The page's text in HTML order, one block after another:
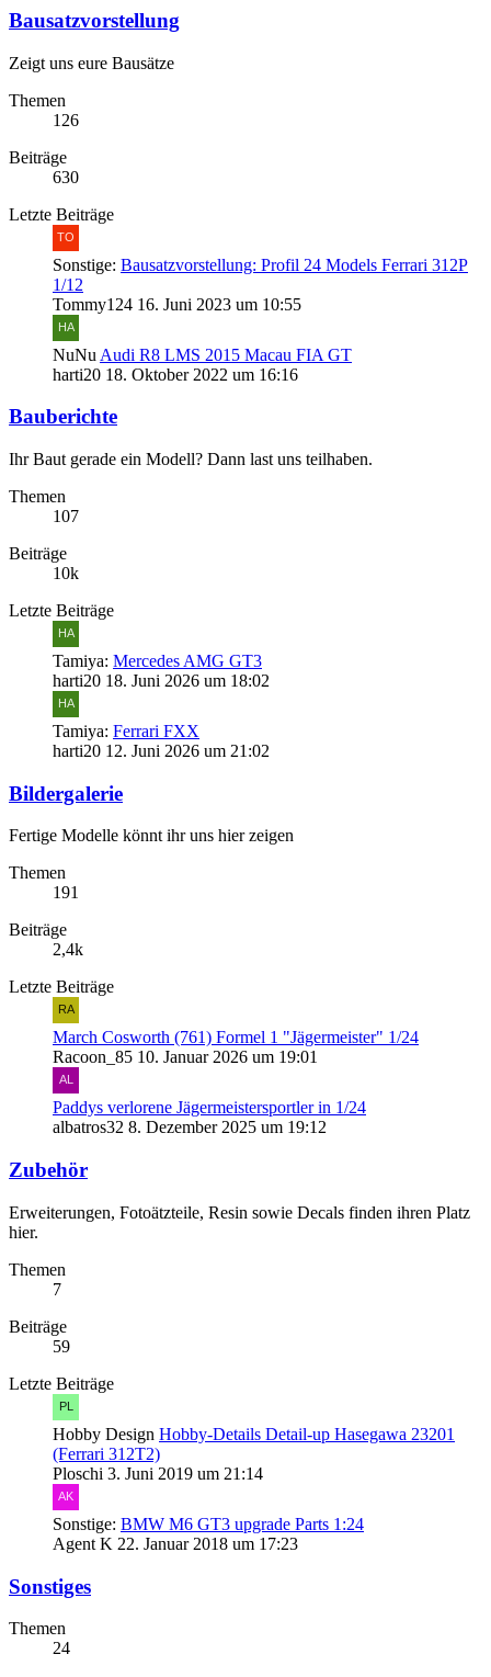
Bausatzvorstellung
Zeigt uns eure Bausätze
Themen
126
Beiträge
630
Letzte Beiträge
Sonstige: Bausatzvorstellung: Profil 24 Models Ferrari 312P
1/12
Tommy124 16. Juni 2023 um 10:55
NuNu Audi R8 LMS 2015 Macau FIA GT
harti20 18. Oktober 2022 um 16:16
Bauberichte
Ihr Baut gerade ein Modell? Dann last uns teilhaben.
Themen
107
Beiträge
10k
Letzte Beiträge
Tamiya: Mercedes AMG GT3
harti20 18. Juni 2026 um 18:02
Tamiya: Ferrari FXX
harti20 12. Juni 2026 um 21:02
Bildergalerie
Fertige Modelle könnt ihr uns hier zeigen
Themen
191
Beiträge
2,4k
Letzte Beiträge
March Cosworth (761) Formel 1 "Jägermeister" 1/24
Racoon_85 10. Januar 2026 um 19:01
Paddys verlorene Jägermeistersportler in 1/24
albatros32 8. Dezember 2025 um 19:12
Zubehör
Erweiterungen, Fotoätzteile, Resin sowie Decals finden ihren Platz
hier.
Themen
7
Beiträge
59
Letzte Beiträge
Hobby Design Hobby-Details Detail-up Hasegawa 23201
(Ferrari 312T2)
Ploschi 3. Juni 2019 um 21:14
Sonstige: BMW M6 GT3 upgrade Parts 1:24
Agent K 22. Januar 2018 um 17:23
Sonstiges
Themen
24